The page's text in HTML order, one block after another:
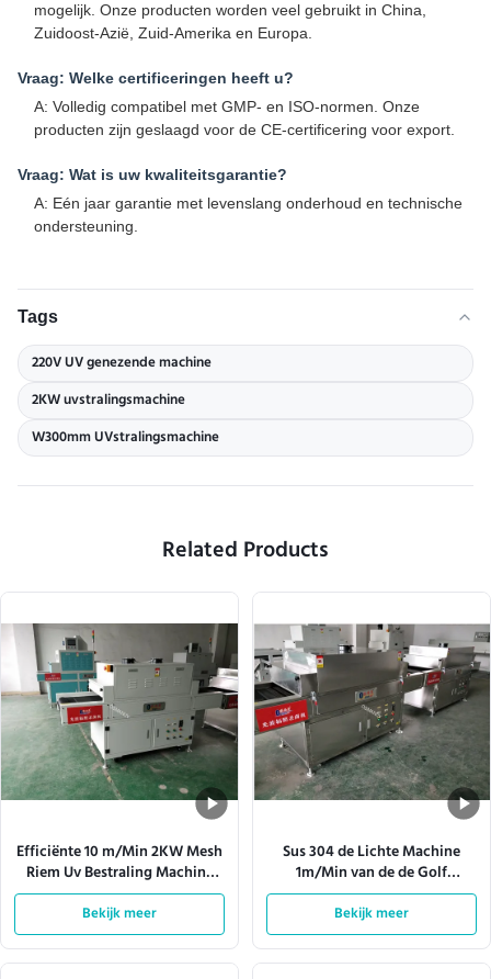
mogelijk. Onze producten worden veel gebruikt in China,
Zuidoost-Azië, Zuid-Amerika en Europa.
Vraag: Welke certificeringen heeft u?
A: Volledig compatibel met GMP- en ISO-normen. Onze
producten zijn geslaagd voor de CE-certificering voor export.
Vraag: Wat is uw kwaliteitsgarantie?
A: Eén jaar garantie met levenslang onderhoud en technische
ondersteuning.
Tags
220V UV genezende machine
2KW uvstralingsmachine
W300mm UVstralingsmachine
Related Products
Efficiënte 10 m/Min 2KW Mesh
Riem Uv Bestraling Machine
Computer Wit Voor Voedsel
Doos of Kleding of Board
Bekijk meer
Sus 304 de Lichte Machine
1m/Min van de de Golf
UVstraling van de Roestvrij
staalbuis
Bekijk meer